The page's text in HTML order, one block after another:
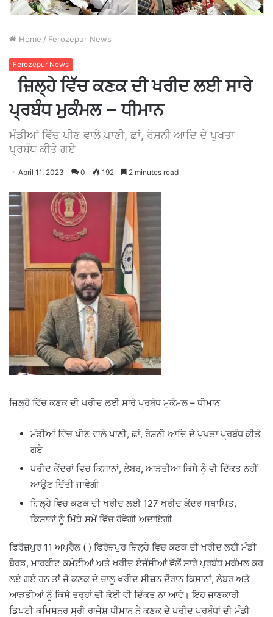
Home / Ferozepur News
Ferozepur News
ਜ਼ਿਲ੍ਹੇ ਵਿੱਚ ਕਣਕ ਦੀ ਖਰੀਦ ਲਈ ਸਾਰੇ
ਪ੍ਰਬੰਧ ਮੁਕੰਮਲ – ਧੀਮਾਨ
ਮੰਡੀਆਂ ਵਿੱਚ ਪੀਣ ਵਾਲੇ ਪਾਣੀ, ਛਾਂ, ਰੋਸ਼ਨੀ ਆਦਿ ਦੇ ਪੁਖਤਾ
ਪ੍ਰਬੰਧ ਕੀਤੇ ਗਏ
April 11, 2023 0 192 2 minutes read
ਜ਼ਿਲ੍ਹੇ ਵਿੱਚ ਕਣਕ ਦੀ ਖਰੀਦ ਲਈ ਸਾਰੇ ਪ੍ਰਬੰਧ ਮੁਕੰਮਲ – ਧੀਮਾਨ
ਮੰਡੀਆਂ ਵਿੱਚ ਪੀਣ ਵਾਲੇ ਪਾਣੀ, ਛਾਂ, ਰੋਸ਼ਨੀ ਆਦਿ ਦੇ ਪੁਖਤਾ ਪ੍ਰਬੰਧ ਕੀਤੇ
ਗਏ
ਖਰੀਦ ਕੇਂਦਰਾਂ ਵਿਚ ਕਿਸਾਨਾਂ, ਲੇਬਰ, ਆੜਤੀਆ ਕਿਸੇ ਨੂੰ ਵੀ ਦਿੱਕਤ ਨਹੀਂ
ਆਉਣ ਦਿੱਤੀ ਜਾਵੇਗੀ
ਜ਼ਿਲ੍ਹੇ ਵਿਚ ਕਣਕ ਦੀ ਖਰੀਦ ਲਈ 127 ਖਰੀਦ ਕੇਂਦਰ ਸਥਾਪਿਤ,
ਕਿਸਾਨਾਂ ਨੂੰ ਮਿੱਥੇ ਸਮੇਂ ਵਿੱਚ ਹੋਵੇਗੀ ਅਦਾਇਗੀ
ਫਿਰੋਜ਼ਪੁਰ 11 ਅਪ੍ਰੈਲ ( ) ਫਿਰੋਜ਼ਪੁਰ ਜ਼ਿਲ੍ਹੇ ਵਿਚ ਕਣਕ ਦੀ ਖਰੀਦ ਲਈ ਮੰਡੀ
ਬੋਰਡ, ਮਾਰਕੀਟ ਕਮੇਟੀਆਂ ਅਤੇ ਖਰੀਦ ਏਜੰਸੀਆਂ ਵੱਲੋਂ ਸਾਰੇ ਪ੍ਰਬੰਧ ਮਕੰਮਲ ਕਰ
ਲਏ ਗਏ ਹਨ ਤਾਂ ਜੋ ਕਣਕ ਦੇ ਚਾਲੂ ਖਰੀਦ ਸੀਜ਼ਨ ਦੌਰਾਨ ਕਿਸਾਨਾਂ, ਲੇਬਰ ਅਤੇ
ਆੜਤੀਆਂ ਨੂੰ ਕਿਸੇ ਤਰ੍ਹਾਂ ਦੀ ਕੋਈ ਵੀ ਦਿੱਕਤ ਨਾ ਆਵੇ। ਇਹ ਜਾਣਕਾਰੀ
ਡਿਪਟੀ ਕਮਿਸ਼ਨਰ ਸ੍ਰੀ ਰਾਜੇਸ਼ ਧੀਮਾਨ ਨੇ ਕਣਕ ਦੇ ਖਰੀਦ ਪ੍ਰਬੰਧਾਂ ਦੀ ਮੰਡੀ